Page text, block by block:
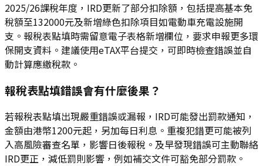
2025/26課稅年度，IRD更新了部分扣除額，包括提高基本免
稅額至132000元及新增綠色扣除項目如電動車充電設施開
支。報稅表點填時需留意電子表格新增欄位，要求申報更多環
保開支資料。建議使用eTAX平台提交，可即時檢查錯誤並自
動計算應繳稅款。
報稅表點填錯誤會有什麼後果？
若報稅表點填出現嚴重錯誤或漏報，IRD可能發出罰款通知，
金額由港幣1200元起，另加每日利息。重複犯錯更可能被列
入高風險審查名單，影響日後報稅。及早發現錯誤可主動聯絡
IRD更正，減低罰則影響，例如補交文件可豁免部分罰款。